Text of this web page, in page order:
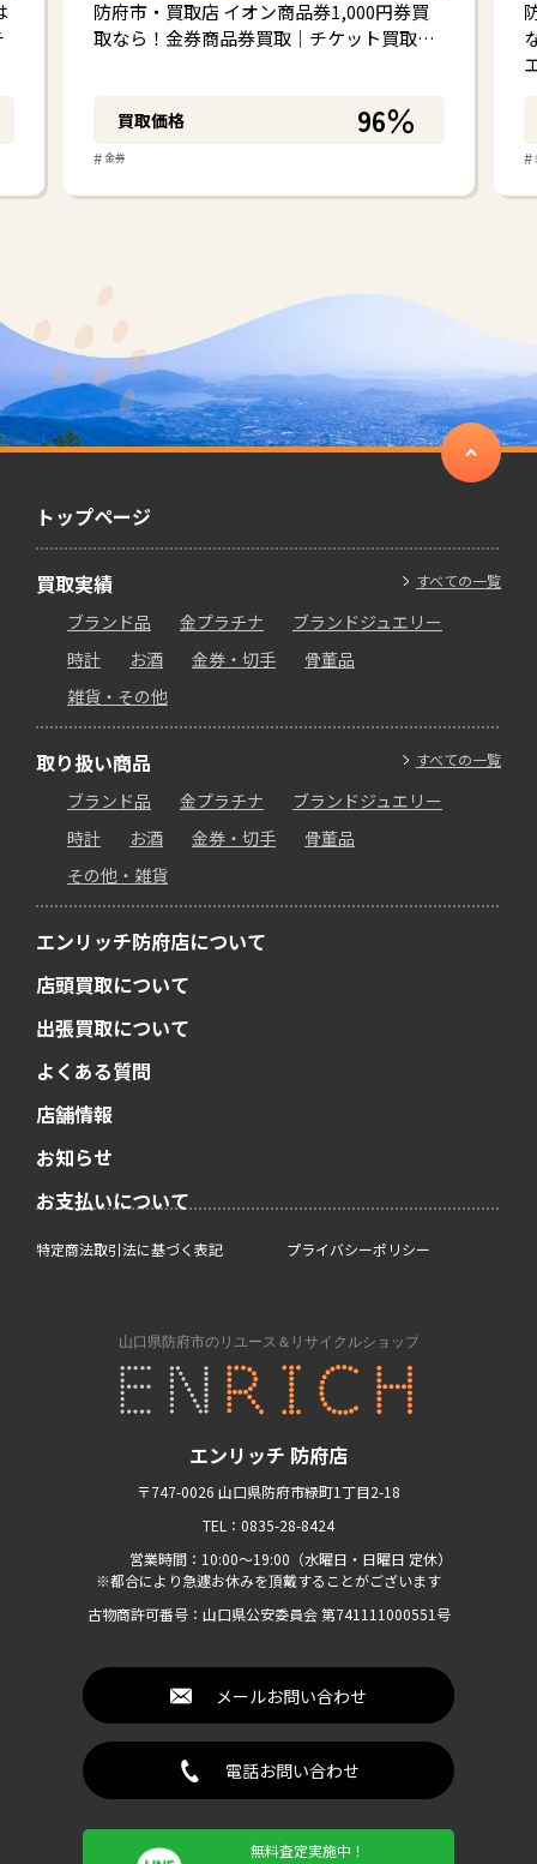
防府市・買取店 イオン商品券1,000円券買
取なら！金券商品券買取｜チケット買取…
買取価格 96％
#金券 #
エンリッチ 防府店
〒747-0026 山口県防府市緑町1丁目2-18
TEL：0835-28-8424
営業時間：10:00〜19:00（水曜日・日曜日 定休）
※都合により急遽お休みを頂戴することがございます
古物商許可番号：山口県公安委員会 第741111000551号
メールお問い合わせ
電話お問い合わせ
無料査定実施中！
トップページ
すべての一覧
買取実績
ブランド品 金プラチナ
ブランドジュエリー
時計
お酒 金券・切手
骨董品
雑貨・その他
すべての一覧
取り扱い商品
ブランド品 金プラチナ
ブランドジュエリー
時計
お酒 金券・切手
骨董品
その他・雑貨
エンリッチ防府店について
店頭買取について
出張買取について
よくある質問
店舗情報
お知らせ
お支払いについて
特定商法取引法に基づく表記 プライバシーポリシー